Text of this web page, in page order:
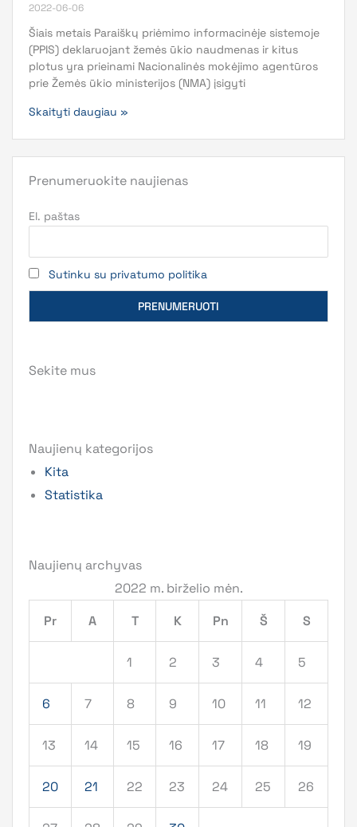
2022-06-06
Šiais metais Paraiškų priėmimo informacinėje sistemoje
(PPIS) deklaruojant žemės ūkio naudmenas ir kitus
plotus yra prieinami Nacionalinės mokėjimo agentūros
prie Žemės ūkio ministerijos (NMA) įsigyti
Skaityti daugiau »
Prenumeruokite naujienas
El. paštas
Sutinku su privatumo politika
Sekite mus
Naujienų kategorijos
Kita
Statistika
Naujienų archyvas
2022 m. birželio mėn.
Pr
A T K Pn Š S
1 2 3 4 5
6 7 8 9 10 11 12
13 14 15 16 17 18 19
20 21 22 23 24 25 26